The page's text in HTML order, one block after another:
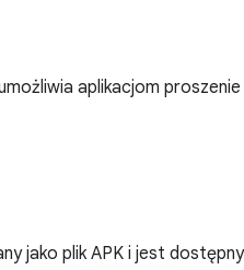
aplikacjom proszenie
jako plik APK i jest